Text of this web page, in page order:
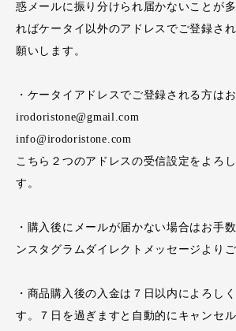
惑メールに振り分けられ届かないことが
ればケータイ以外のアドレスでご登録さ
願いします。
・ケータイアドレスでご登録される方は
irodoristone@gmail.com
info@irodoristone.com
こちら２つのアドレスの受信設定をよろ
す。
・購入後にメールが届かない場合はお手
ンスタグラムダイレクトメッセージよりご
・商品購入後の入金は７日以内によろし
す。７日を過ぎますと自動的にキャンセ